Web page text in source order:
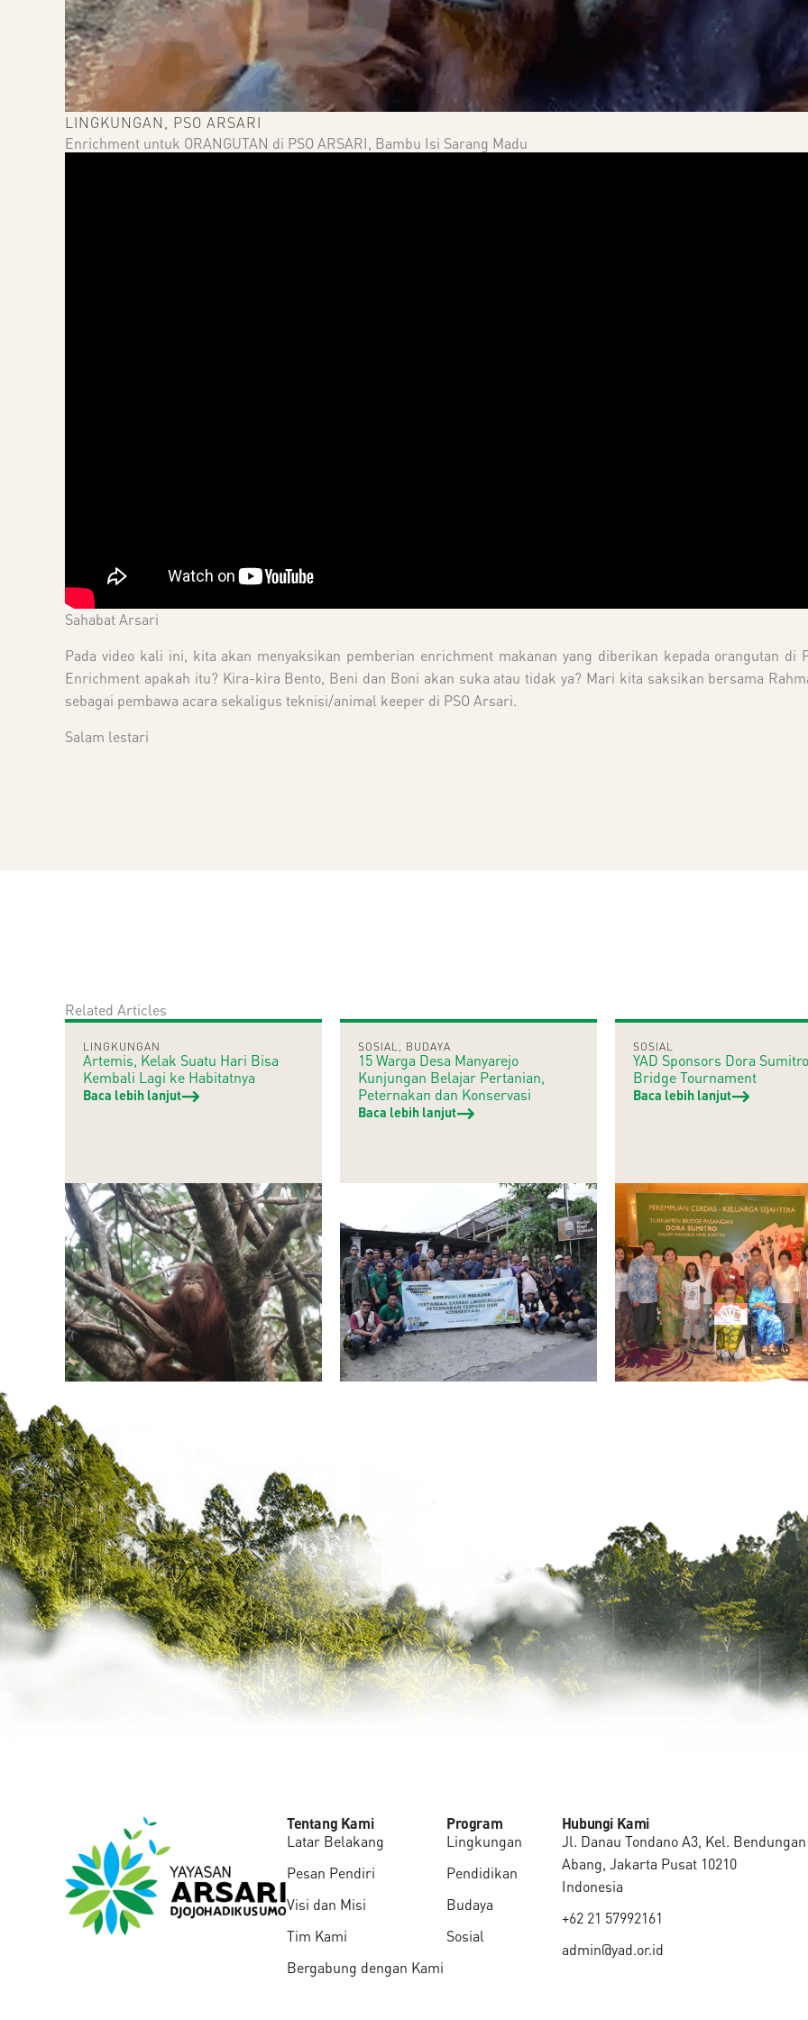
LINGKUNGAN
PSO ARSARI
Enrichment untuk ORANGUTAN di PSO ARSARI, Bambu Isi Sarang Madu
Sahabat Arsari
Pada video kali ini, kita akan menyaksikan pemberian enrichment makanan yang diberikan kepada orangutan di
Enrichment apakah itu? Kira-kira Bento, Beni dan Boni akan suka atau tidak ya? Mari kita saksikan bersama
sebagai pembawa acara sekaligus teknisi/animal keeper di PSO Arsari.
Salam lestari
Related Articles
LINGKUNGAN
Artemis, Kelak Suatu Hari Bisa
Kembali Lagi ke Habitatnya
Baca lebih lanjut
SOSIAL, BUDAYA
15 Warga Desa Manyarejo
Kunjungan Belajar Pertanian,
Peternakan dan Konservasi
Baca lebih lanjut
SOSIAL
YAD Sponsors Dora Sumitro
Bridge Tournament
Baca lebih lanjut
Tentang Kami
Latar Belakang
Pesan Pendiri
Visi dan Misi
Tim Kami
Bergabung dengan Kami
Program
Lingkungan
Pendidikan
Budaya
Sosial
Hubungi Kami
Jl. Danau Tondano A3, Kel.
Abang, Jakarta Pusat 10210
Indonesia
+62 21 57992161
admin@yad.or.id